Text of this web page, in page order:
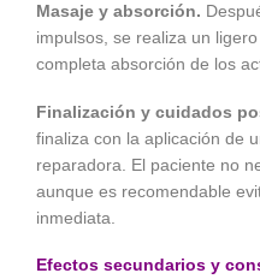
Masaje y absorción.
impulsos, se realiza un
completa absorción de los
Finalización y cuidados
finaliza con la aplicación de
reparadora. El paciente no
aunque es recomendable
inmediata.
Efectos secundarios y